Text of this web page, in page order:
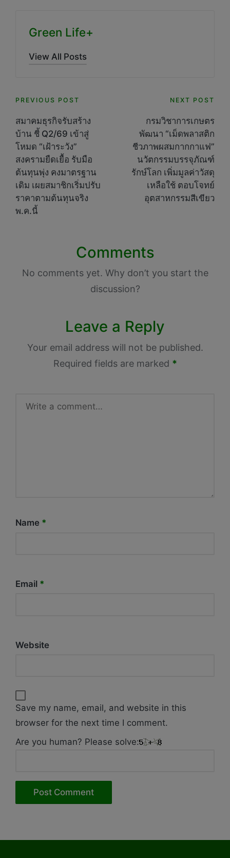
Green Life+
View All Posts
Post
navigation
PREVIOUS POST
สมาคมธุรกิจรับสร้าง
บ้าน ชี้ Q2/69 เข้าสู่
โหมด “เฝ้าระวัง”
สงครามยืดเยื้อ รับมือ
ต้นทุนพุ่ง คงมาตรฐาน
เดิม เผยสมาชิกเริ่มปรับ
ราคาตามต้นทุนจริง
พ.ค.นี้
NEXT POST
กรมวิชาการเกษตร
พัฒนา “เม็ดพลาสติก
ชีวภาพผสมกากกาแฟ”
นวัตกรรมบรรจุภัณฑ์
รักษ์โลก เพิ่มมูลค่าวัสดุ
เหลือใช้ ตอบโจทย์
อุตสาหกรรมสีเขียว
Comments
No comments yet. Why don’t you start the
discussion?
Leave a Reply
Your email address will not be published.
Required fields are marked *
Name *
Email *
Website
Save my name, email, and website in this
browser for the next time I comment.
Are you human? Please solve: